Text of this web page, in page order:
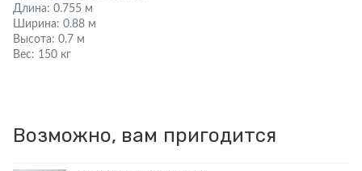
Длина: 0.755 м
Ширина: 0.88 м
Высота: 0.7 м
Вес: 150 кг
Возможно, вам пригодится